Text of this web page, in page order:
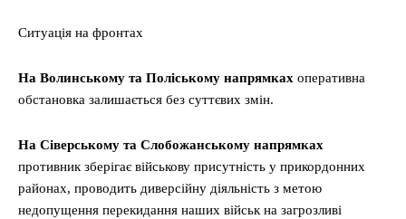
Ситуація на фронтах
На Волинському та Поліському напрямках оперативна
обстановка залишається без суттєвих змін.
На Сіверському та Слобожанському напрямках
противник зберігає військову присутність у прикордонних
районах, проводить диверсійну діяльність з метою
недопущення перекидання наших військ на загрозливі